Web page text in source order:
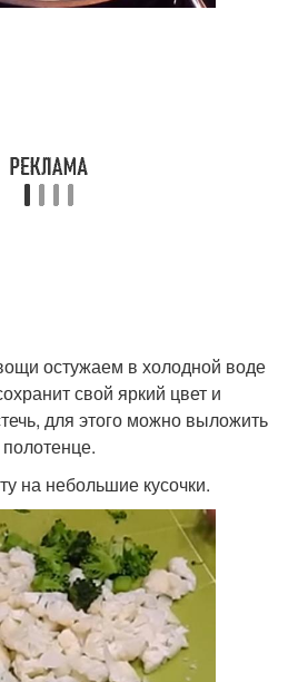
остужаем в холодной воде
свой яркий цвет и
для этого можно выложить
на небольшие кусочки.